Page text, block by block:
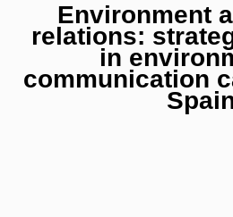
Environment
relations:
in
communication